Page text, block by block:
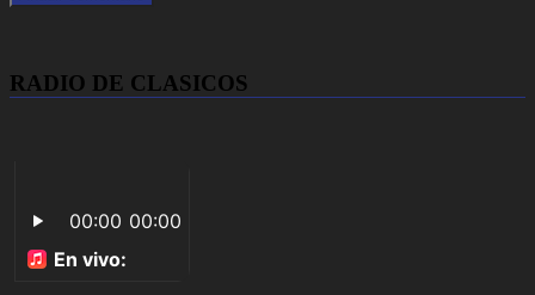
RADIO DE CLASICOS